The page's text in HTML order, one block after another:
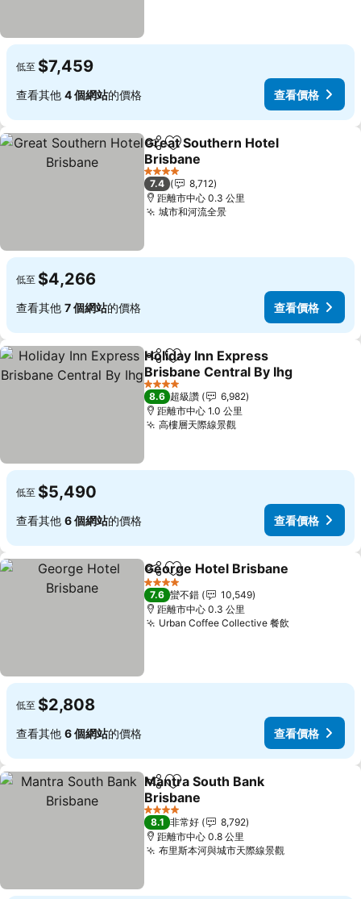
低至 $7,459
查看其他 4 個網站的價格 查看價格
分享 加入我的最愛
Great Southern Hotel
Brisbane
4 星級
7.4
8,712
距離市中心 0.3 公里
城市和河流全景
低至 $4,266
查看其他 7 個網站的價格 查看價格
分享 加入我的最愛
Holiday Inn Express
Brisbane Central By Ihg
4 星級
8.6 超級讚
6,982
距離市中心 1.0 公里
高樓層天際線景觀
低至 $5,490
查看其他 6 個網站的價格 查看價格
分享 加入我的最愛
George Hotel Brisbane
4 星級
7.6 蠻不錯
10,549
距離市中心 0.3 公里
Urban Coffee Collective 餐飲
低至 $2,808
查看其他 6 個網站的價格 查看價格
分享 加入我的最愛
Mantra South Bank
Brisbane
4 星級
8.1 非常好
8,792
距離市中心 0.8 公里
布里斯本河與城市天際線景觀